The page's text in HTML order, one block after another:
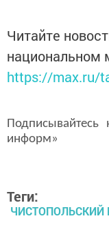
Читайте
национальном
https://max.ru/
информ»
Теги:
ЧИСТОПОЛЬСКИЙ